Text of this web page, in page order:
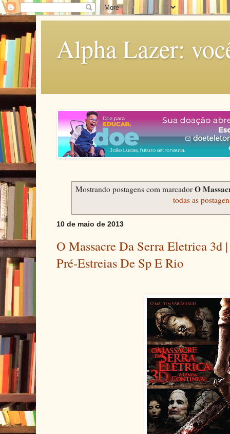
Alpha Lazer:
Mostrando postagens com marcador O
todas as
10 de maio de 2013
O Massacre Da Serra Eletrica 3d
Pré-Estreias De Sp E Rio